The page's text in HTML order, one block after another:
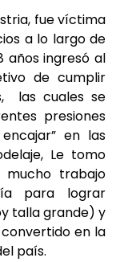
fue víctima
a lo largo de
años ingresó al
de cumplir
las cuales se
presiones
en las
Le tomo
mucho trabajo
para lograr
talla grande) y
en la
país.